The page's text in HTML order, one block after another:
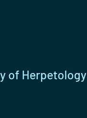
of Herpetology